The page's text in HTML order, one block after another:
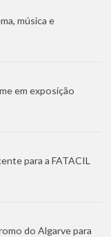
música e
em exposição
para a FATACIL
do Algarve para